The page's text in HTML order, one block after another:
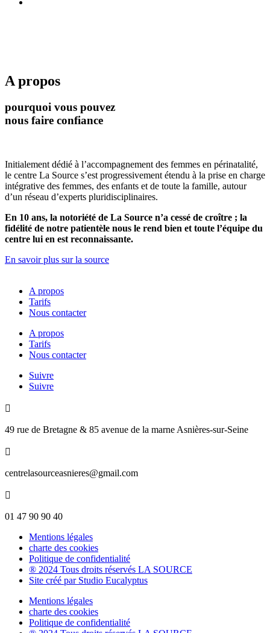
A propos
pourquoi vous pouvez
nous faire confiance
Initialement dédié à l’accompagnement des femmes en périnatalité,
le centre La Source s’est progressivement étendu à la prise en charge
intégrative des femmes, des enfants et de toute la famille, autour
d’un réseau d’experts pluridisciplinaires.
En 10 ans, la notoriété de La Source n’a cessé de croître ; la
fidélité de notre patientèle nous le rend bien et toute l’équipe du
centre lui en est reconnaissante.
En savoir plus sur la source
A propos
Tarifs
Nous contacter
A propos
Tarifs
Nous contacter
Suivre
Suivre

49 rue de Bretagne & 85 avenue de la marne Asnières-sur-Seine

centrelasourceasnieres@gmail.com

01 47 90 90 40
Mentions légales
charte des cookies
Politique de confidentialité
® 2024 Tous droits réservés LA SOURCE
Site créé par Studio Eucalyptus
Mentions légales
charte des cookies
Politique de confidentialité